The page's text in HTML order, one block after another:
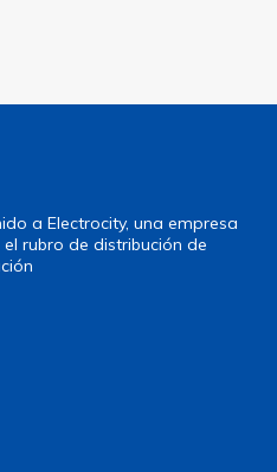
a Electrocity, una empresa
rubro de distribución de